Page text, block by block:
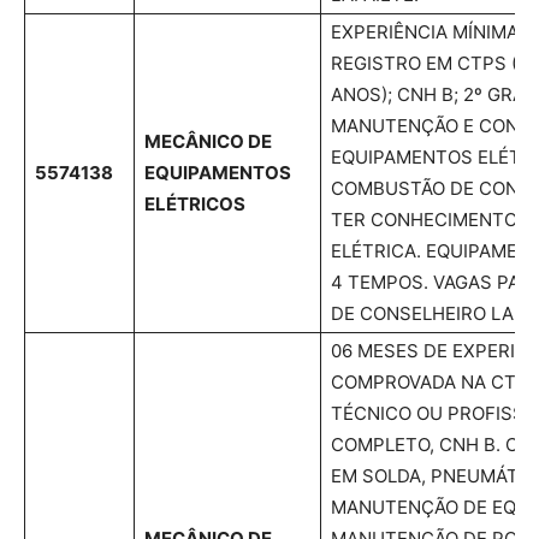
5574138
MECÂNICO DE
EQUIPAMENTOS
ELÉTRICOS
EXPERIÊNCIA MÍNIMA
REGISTRO EM CTPS
ANOS); CNH B; 2º
MANUTENÇÃO E
EQUIPAMENTOS
COMBUSTÃO DE
TER CONHECIMENTO
ELÉTRICA.
4 TEMPOS. VAGAS
DE CONSELHEIRO
06 MESES DE
COMPROVADA NA
TÉCNICO OU
COMPLETO, CNH B.
EM SOLDA,
MANUTENÇÃO DE